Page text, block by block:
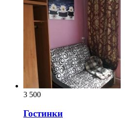
3 500
Гостинки